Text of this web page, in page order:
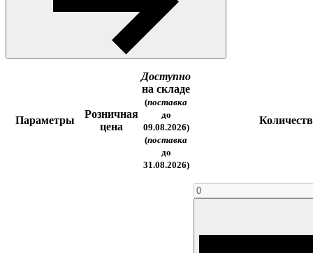
Параметры
Розничная
цена
Доступно
на складе
(поставка
до
09.08.2026)
(поставка
до
31.08.2026)